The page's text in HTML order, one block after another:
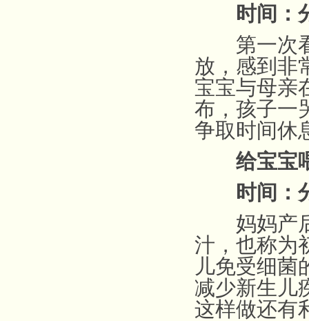
时间：
第一次看
放，感到非
宝宝与母亲
布，孩子一
争取时间休
给宝宝
时间：分
妈妈产后
汁，也称为
儿免受细菌
减少新生儿
这样做还有